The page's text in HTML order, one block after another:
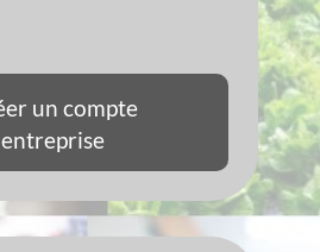
un compte
entreprise